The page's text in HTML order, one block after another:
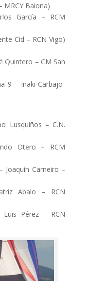
MRCY Baiona)
García – RCM
Cid – RCN Vigo)
Quintero – CM San
9 – Iñaki Carbajo-
Lusquiños – C.N.
Otero – RCM
Joaquín Carneiro –
Abalo – RCN
Pérez – RCN